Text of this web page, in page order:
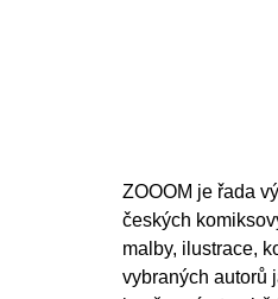
ZOOOM je řada
českých
malby, ilustrace,
vybraných autorů